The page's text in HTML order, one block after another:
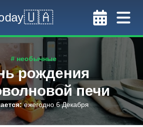
🇺🇦
# необычные
рождения
печи
:ежегодно 6 Декабря